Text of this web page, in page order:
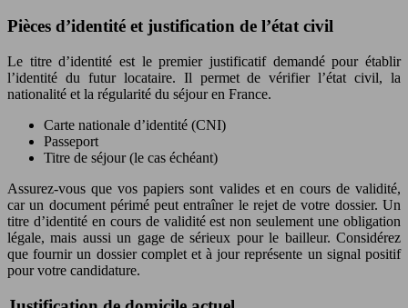
Pièces d’identité et justification de l’état civil
Le titre d’identité est le premier justificatif demandé pour établir
l’identité du futur locataire. Il permet de vérifier l’état civil, la
nationalité et la régularité du séjour en France.
Carte nationale d’identité (CNI)
Passeport
Titre de séjour (le cas échéant)
Assurez-vous que vos papiers sont valides et en cours de validité,
car un document périmé peut entraîner le rejet de votre dossier. Un
titre d’identité en cours de validité est non seulement une obligation
légale, mais aussi un gage de sérieux pour le bailleur. Considérez
que fournir un dossier complet et à jour représente un signal positif
pour votre candidature.